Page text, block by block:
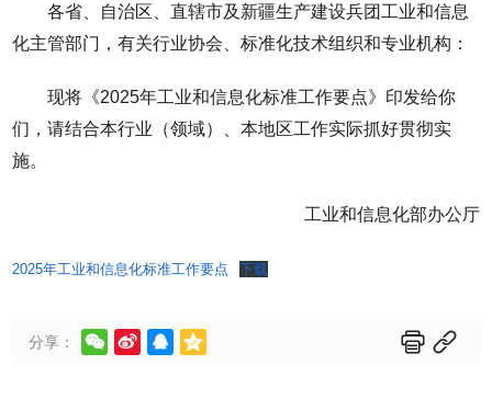
各省、自治区、直辖市及新疆生产建设兵团工业和信息
化主管部门，有关行业协会、标准化技术组织和专业机构：
现将《2025年工业和信息化标准工作要点》印发给你
们，请结合本行业（领域）、本地区工作实际抓好贯彻实
施。
工业和信息化部办公厅
2025年工业和信息化标准工作要点 下载
分享：      